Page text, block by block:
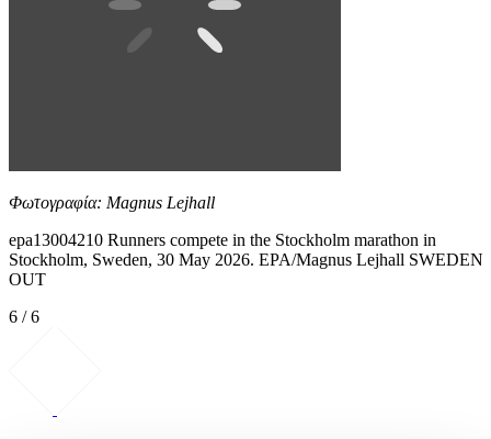
Φωτογραφία: Magnus Lejhall
epa13004210 Runners compete in the Stockholm marathon in
Stockholm, Sweden, 30 May 2026. EPA/Magnus Lejhall SWEDEN
OUT
6 / 6